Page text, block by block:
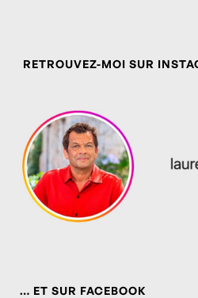
RETROUVEZ-MOI SUR
… ET SUR FACEBOOK